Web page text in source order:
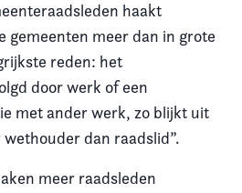
haakt
gemeenten meer dan in grote
reden: het
door werk of een
met ander werk, zo blijkt uit
dan raadslid”.
meer raadsleden